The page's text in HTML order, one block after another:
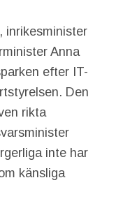
inrikesminister
Anna
efter IT-
Den
rikta
inte har
känsliga